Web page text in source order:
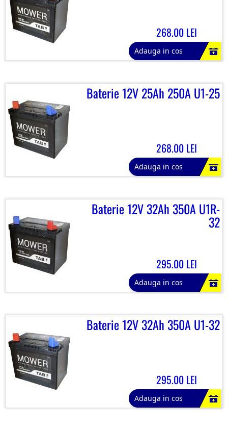
268.00 LEI
Adauga in cos
Baterie 12V 25Ah 250A U1-25
268.00 LEI
Adauga in cos
Baterie 12V 32Ah 350A U1R-
32
295.00 LEI
Adauga in cos
Baterie 12V 32Ah 350A U1-32
295.00 LEI
Adauga in cos